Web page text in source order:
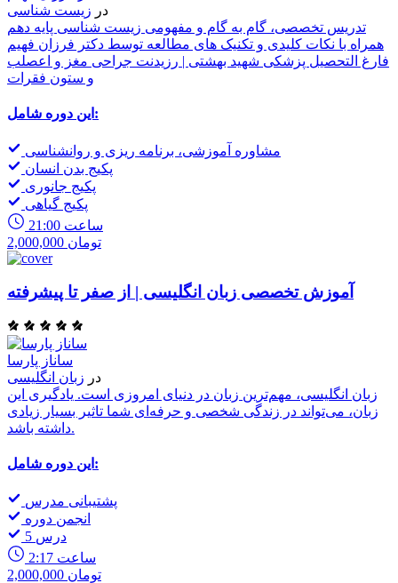
در زیست شناسی
تدریس تخصصی، گام به گام و مفهومی زیست شناسی پایه دهم
همراه با نکات کلیدی و تکنیک های مطالعه توسط دکتر فرزان فهیم
فارغ التحصیل پزشکی شهید بهشتی | رزیدنت جراحی مغز و اعصلب
و ستون فقرات
این دوره شامل:
مشاوره آموزشی، برنامه ریزی و روانشناسی
پکیج بدن انسان
پکیج جانوری
پکیج گیاهی
21:00 ساعت
2,000,000 تومان
آموزش تخصصی زبان انگلیسی | از صفر تا پیشرفته
ساناز پارسا
در زبان انگلیسی
زبان انگلیسی، مهم‌ترین زبان در دنیای امروزی است. یادگیری این
زبان، می‌تواند در زندگی شخصی و حرفه‌ای شما تاثیر بسیار زیادی
داشته باشد.
این دوره شامل:
پشتیبانی مدرس
انجمن دوره
5 درس
2:17 ساعت
2,000,000 تومان